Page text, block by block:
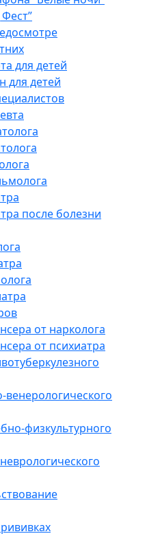
для детей
для детей
после болезни
от нарколога
от психиатра
венерологического
физкультурного